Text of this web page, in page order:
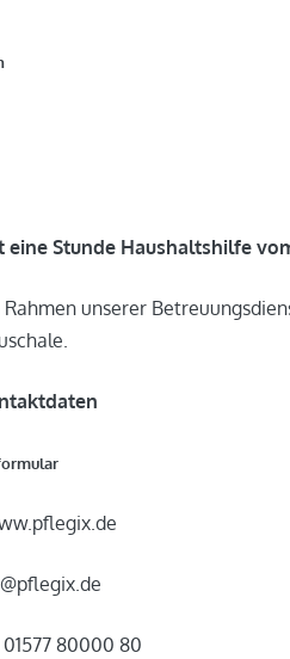
eine Stunde Haushaltshilfe
unserer
01577 80000 80